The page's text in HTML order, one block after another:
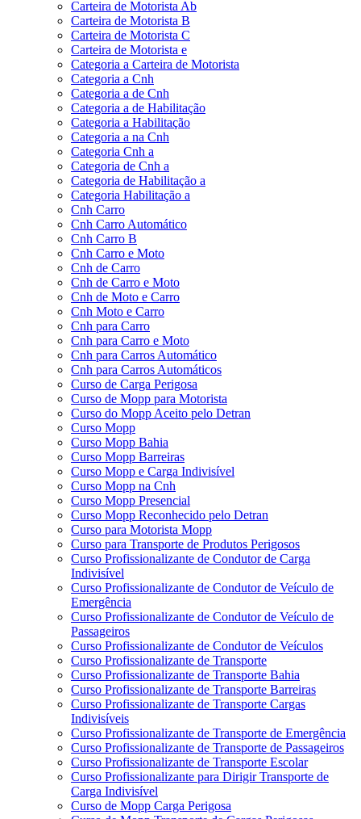
Carteira de Motorista Ab
Carteira de Motorista B
Carteira de Motorista C
Carteira de Motorista e
Categoria a Carteira de Motorista
Categoria a Cnh
Categoria a de Cnh
Categoria a de Habilitação
Categoria a Habilitação
Categoria a na Cnh
Categoria Cnh a
Categoria de Cnh a
Categoria de Habilitação a
Categoria Habilitação a
Cnh Carro
Cnh Carro Automático
Cnh Carro B
Cnh Carro e Moto
Cnh de Carro
Cnh de Carro e Moto
Cnh de Moto e Carro
Cnh Moto e Carro
Cnh para Carro
Cnh para Carro e Moto
Cnh para Carros Automático
Cnh para Carros Automáticos
Curso de Carga Perigosa
Curso de Mopp para Motorista
Curso do Mopp Aceito pelo Detran
Curso Mopp
Curso Mopp Bahia
Curso Mopp Barreiras
Curso Mopp e Carga Indivisível
Curso Mopp na Cnh
Curso Mopp Presencial
Curso Mopp Reconhecido pelo Detran
Curso para Motorista Mopp
Curso para Transporte de Produtos Perigosos
Curso Profissionalizante de Condutor de Carga
Indivisível
Curso Profissionalizante de Condutor de Veículo de
Emergência
Curso Profissionalizante de Condutor de Veículo de
Passageiros
Curso Profissionalizante de Condutor de Veículos
Curso Profissionalizante de Transporte
Curso Profissionalizante de Transporte Bahia
Curso Profissionalizante de Transporte Barreiras
Curso Profissionalizante de Transporte Cargas
Indivisíveis
Curso Profissionalizante de Transporte de Emergência
Curso Profissionalizante de Transporte de Passageiros
Curso Profissionalizante de Transporte Escolar
Curso Profissionalizante para Dirigir Transporte de
Carga Indivisível
Curso de Mopp Carga Perigosa